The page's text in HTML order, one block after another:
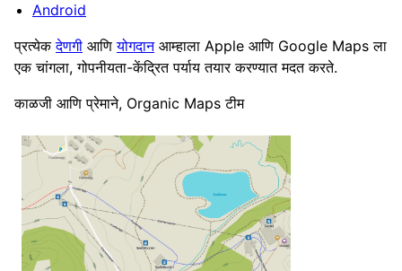
Android
प्रत्येकदेणगी आणियोगदानआम्हाला Apple आणि Google Maps ला
एक चांगला, गोपनीयता-केंद्रित पर्याय तयार करण्यात मदत करते.
काळजी आणि प्रेमाने, Organic Maps टीम